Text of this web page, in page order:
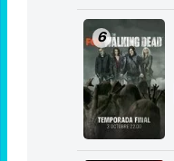
6